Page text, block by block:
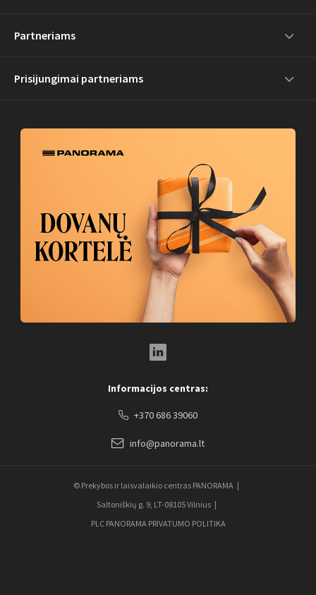
Partneriams
Prisijungimai partneriams
Informacijos centras:
+370 686 39060
info@panorama.lt
© Prekybos ir laisvalaikio centras PANORAMA
Saltoniškių g. 9, LT-08105 Vilnius
PLC PANORAMA PRIVATUMO POLITIKA